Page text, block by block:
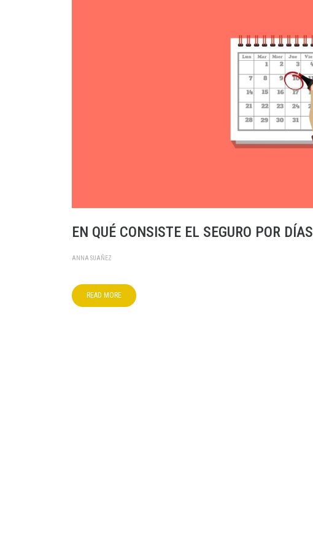
EN QUÉ CONSISTE EL SEGURO POR DÍAS
ANNA SUAÑEZ
READ MORE